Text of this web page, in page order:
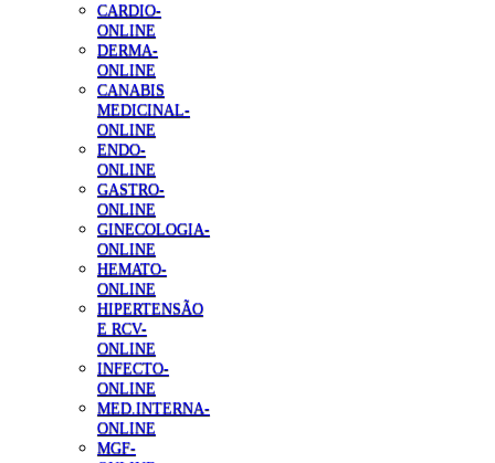
CARDIO-
ONLINE
DERMA-
ONLINE
CANABIS
MEDICINAL-
ONLINE
ENDO-
ONLINE
GASTRO-
ONLINE
GINECOLOGIA-
ONLINE
HEMATO-
ONLINE
HIPERTENSÃO
E RCV-
ONLINE
INFECTO-
ONLINE
MED.INTERNA-
ONLINE
MGF-